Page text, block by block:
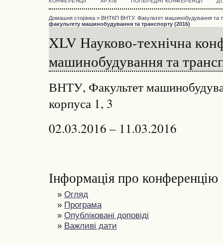
Домашня сторінка > ВНТКП ВНТУ. Факультет машинобудування та
факультету машинобудування та транспорту (2016)
XLV Науково-технічна
машинобудування та
ВНТУ, Факультет
корпуса 1, 3
02.03.2016 – 11.03.2016
Інформація про конференцію
» Огляд
» Програма
» Опубліковані доповіді
» Важливі дати